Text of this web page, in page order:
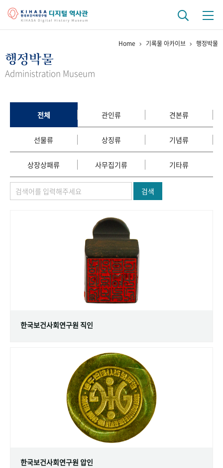
걸어온 길 기관 변천사
정책과 연구 키워드로 보는 연구 역사
연구자들
간행물 변천사
기록물 아카이브
사진 아카이브 문서 기록물 행정박물 영상 기록물
숫자로 보는 50년 50+1
Home 기록물 아카이브 행정박물
행정박물
Administration Museum
전체 관인류 견본류
선물류 상징류 기념류
상장상패류 사무집기류 기타류
검색
한국보건사회연구원 직인
한국보건사회연구원 압인